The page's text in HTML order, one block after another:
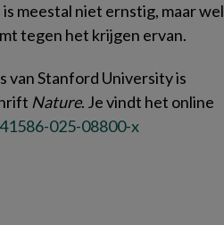
meestal niet ernstig, maar wel
tegen het krijgen ervan.
van Stanford University is
Nature. Je vindt het online
025-08800-x